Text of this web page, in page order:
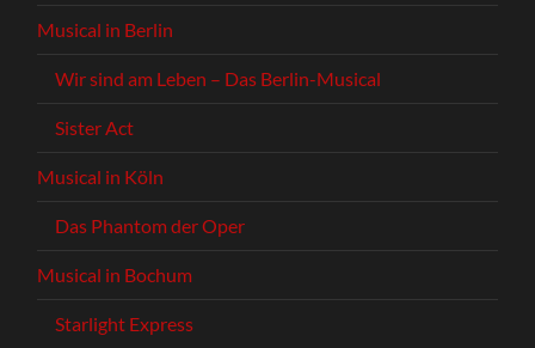
Musical in Berlin
Wir sind am Leben – Das Berlin-Musical
Sister Act
Musical in Köln
Das Phantom der Oper
Musical in Bochum
Starlight Express